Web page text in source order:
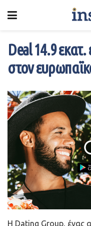
Deal 14.9
στον
Η Dating Group, ένας